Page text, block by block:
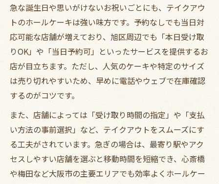
急な誕生日や思いがけないお祝いごとにも、テイクアウ
トのホールケーキは強い味方です。予約なしでも当日対
応可能な店舗が増えており、旭区周辺でも「本日受け取
りOK」や「当日予約可」といったサービスを提供するお
店が目立ちます。ただし、人気のケーキや特定のサイズ
は売り切れやすいため、早めに電話やウェブで在庫確認
するのがコツです。
また、店舗によっては「受け取り時間の指定」や「支払
い方法の事前選択」など、テイクアウトをスムーズにす
る工夫がされています。急ぎの場合は、最寄り駅やアク
セスしやすい店舗を選ぶと移動時間を短縮でき、心斎橋
や梅田など大阪市の主要エリアでも効率よくホールケー